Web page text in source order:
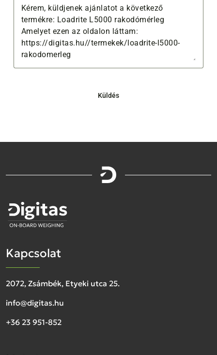
Küldés
Kapcsolat
2072, Zsámbék, Etyeki utca 25.
info@digitas.hu
+36 23 951-852